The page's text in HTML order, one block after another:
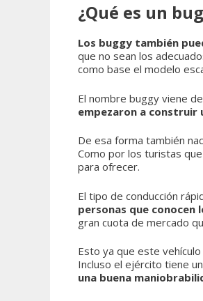
¿Qué es un
Los buggy también
que no sean los
como base el modelo
El nombre buggy viene
empezaron a construir
De esa forma también
Como por los turistas
para ofrecer.
El tipo de conducción
personas que conocen
gran cuota de mercado
Esto ya que este
Incluso el ejército tiene
una buena